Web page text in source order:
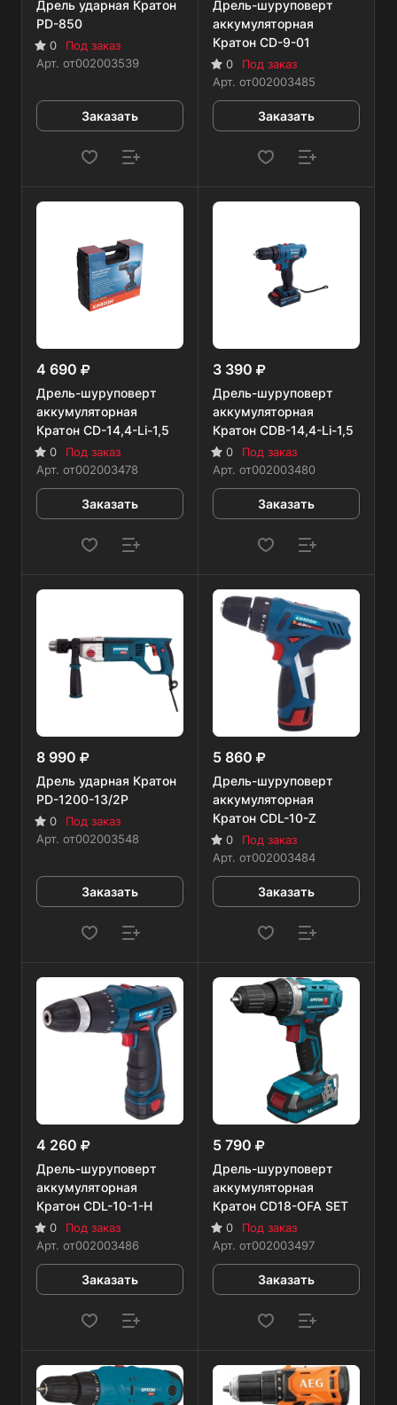
Дрель ударная Кратон
PD-850
0
Под заказ
Арт. от002003539
Заказать
Дрель-шуруповерт
аккумуляторная
Кратон CD-9-01
0
Под заказ
Арт. от002003485
Заказать
4 690
Дрель-шуруповерт
аккумуляторная
Кратон CD-14,4-Li-1,5
0
Под заказ
Арт. от002003478
Заказать
3 390
Дрель-шуруповерт
аккумуляторная
Кратон CDB-14,4-Li-1,5
0
Под заказ
Арт. от002003480
Заказать
8 990
Дрель ударная Кратон
PD-1200-13/2P
0
Под заказ
Арт. от002003548
Заказать
5 860
Дрель-шуруповерт
аккумуляторная
Кратон CDL-10-Z
0
Под заказ
Арт. от002003484
Заказать
4 260
Дрель-шуруповерт
аккумуляторная
Кратон CDL-10-1-H
0
Под заказ
Арт. от002003486
Заказать
5 790
Дрель-шуруповерт
аккумуляторная
Кратон CD18-OFA SET
0
Под заказ
Арт. от002003497
Заказать